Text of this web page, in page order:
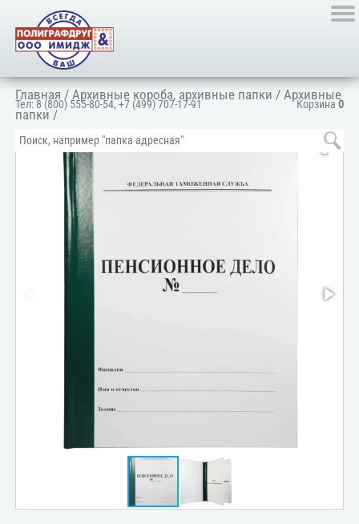
Корзина 0
Тел: 8 (800) 555-80-54,+7 (499) 707-17-91
Главная /Архивные короба, архивные папки /Архивные
папки /